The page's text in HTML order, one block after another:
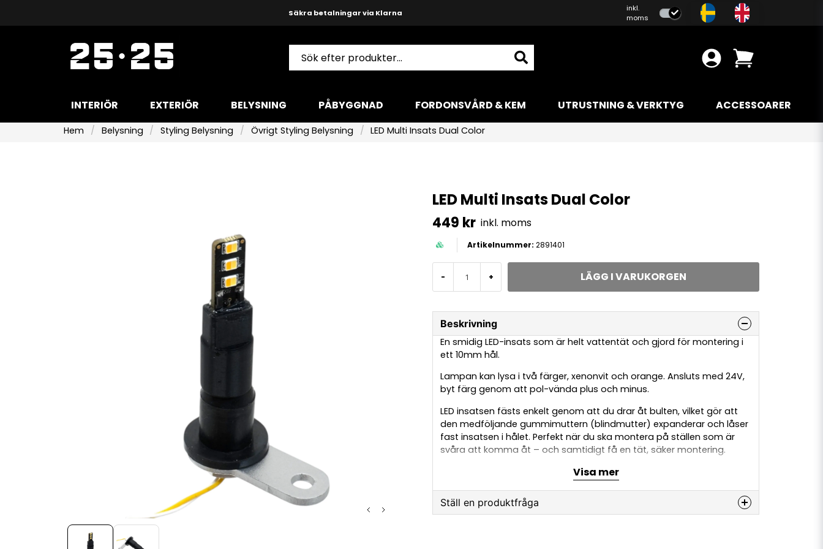
Säkra betalningar via Klarna
Produktkunnig och hjälpsam support
inkl.
moms
INTERIÖR EXTERIÖR BELYSNING PÅBYGGNAD FORDONSVÅRD & KEM UTRUSTNING & VERKTYG ACCESSOARER
Hem Belysning Styling Belysning Övrigt Styling Belysning LED Multi Insats Dual Color
LED Multi Insats Dual Color
449 kr inkl. moms
2891401
- + LÄGG I VARUKORGEN
Beskrivning
En smidig LED-insats som är helt vattentät och gjord för montering i
ett 10mm hål.
Lampan kan lysa i två färger, xenonvit och orange. Ansluts med 24V,
byt färg genom att pol-vända plus och minus.
LED insatsen fästs enkelt genom att du drar åt bulten, vilket gör att
den medföljande gummimuttern (blindmutter) expanderar och låser
fast insatsen i hålet. Perfekt när du ska montera på ställen som är
svåra att komma åt – och samtidigt få en tät, säker montering.
Insatsen är framtagen främst för små Michelin-gubbar, där den
medföljande hållaren även kan användas för att säkra figuren. Men
den fungerar lika bra till andra montage, exempelvis som
positionsljus eller dekorbelysning.
Visa mer
Ställ en produktfråga